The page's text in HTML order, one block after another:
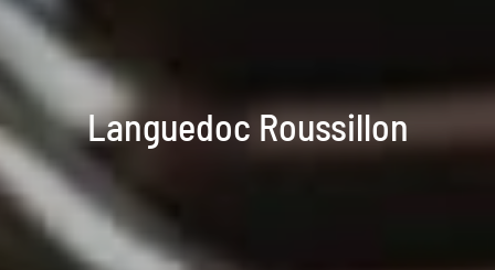
Languedoc Roussillon